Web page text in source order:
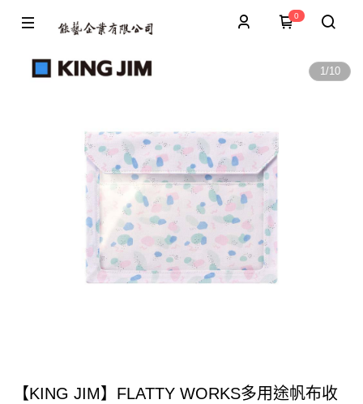
0
1/10
【KING JIM】FLATTY WORKS多用途帆布收